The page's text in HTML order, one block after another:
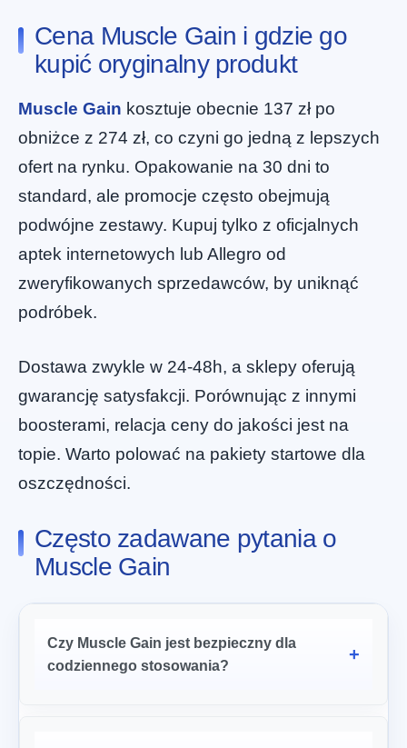
Cena Muscle Gain i gdzie go
kupić oryginalny produkt
Muscle Gain kosztuje obecnie 137 zł po
obniżce z 274 zł, co czyni go jedną z lepszych
ofert na rynku. Opakowanie na 30 dni to
standard, ale promocje często obejmują
podwójne zestawy. Kupuj tylko z oficjalnych
aptek internetowych lub Allegro od
zweryfikowanych sprzedawców, by uniknąć
podróbek.
Dostawa zwykle w 24-48h, a sklepy oferują
gwarancję satysfakcji. Porównując z innymi
boosterami, relacja ceny do jakości jest na
topie. Warto polować na pakiety startowe dla
oszczędności.
Często zadawane pytania o
Muscle Gain
Czy Muscle Gain jest bezpieczny dla
codziennego stosowania?